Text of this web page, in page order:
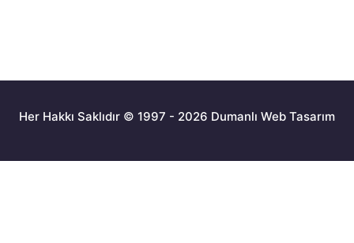
Her Hakkı Saklıdır © 1997 - 2026 Dumanlı Web Tasarım